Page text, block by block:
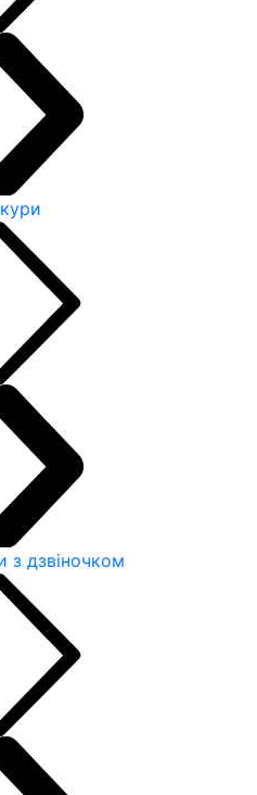
з дзвіночком